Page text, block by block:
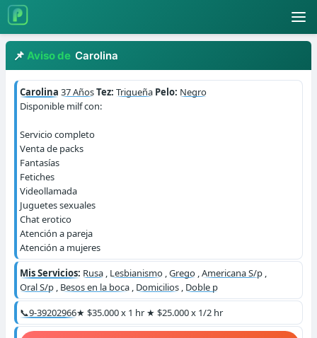
Aviso de Carolina
Carolina 37 AñosTez: Trigueña Pelo: Negro
Disponible milf con:
Servicio completo
Venta de packs
Fantasías
Fetiches
Videollamada
Juguetes sexuales
Chat erotico
Atención a pareja
Atención a mujeres
Mis Servicios: Rusa , Lesbianismo ,Grego ,Americana S/p ,
Oral S/p , Besos en la boca , Domicilios , Doble p
📞9-39202966★ $35.000 x 1 hr ★ $25.000 x 1/2 hr